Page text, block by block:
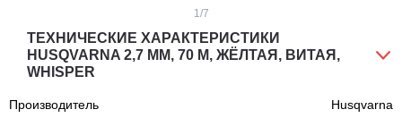
1/7
ТЕХНИЧЕСКИЕ ХАРАКТЕРИСТИКИ
HUSQVARNA 2,7 ММ, 70 М, ЖЁЛТАЯ, ВИТАЯ,
WHISPER
Производитель Husqvarna